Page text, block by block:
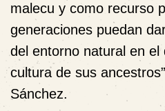
malecu y como recurso
generaciones puedan
del entorno natural en el
cultura de sus
Sánchez.